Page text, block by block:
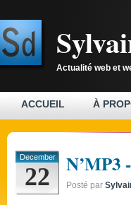
Actualité web et
ACCUEIL À
December
22 N’MP3
Posté par